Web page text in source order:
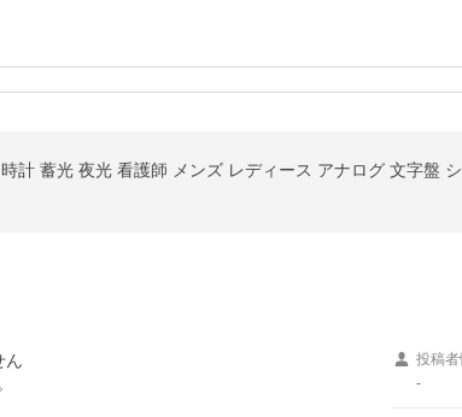
計 蓄光 夜光 看護師 メンズ レディース アナログ 文字盤
ん
投稿者
-